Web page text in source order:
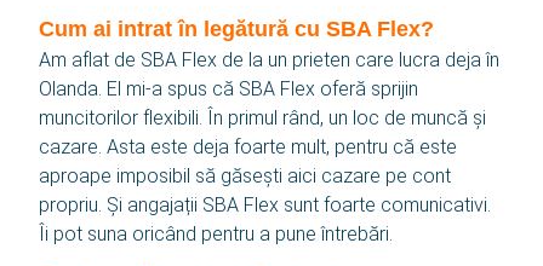
Polski
български
Contact
Cum ai intrat în legătură cu SBA Flex?
Am aflat de SBA Flex de la un prieten care lucra deja în
Olanda. El mi-a spus că SBA Flex oferă sprijin
muncitorilor flexibili. În primul rând, un loc de muncă și
cazare. Asta este deja foarte mult, pentru că este
aproape imposibil să găsești aici cazare pe cont
propriu. Și angajații SBA Flex sunt foarte comunicativi.
Îi pot suna oricând pentru a pune întrebări.